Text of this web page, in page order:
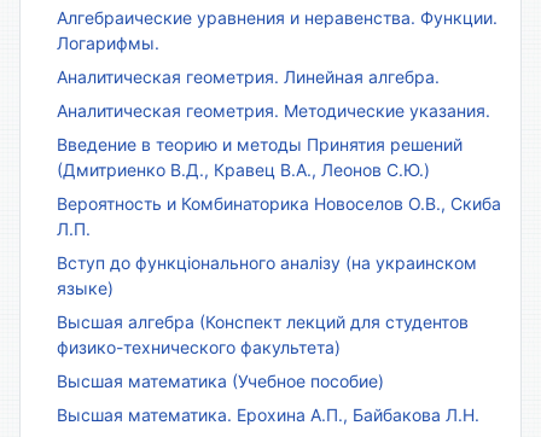
Алгебраические уравнения и неравенства. Функции.
Логарифмы.
Аналитическая геометрия. Линейная алгебра.
Аналитическая геометрия. Методические указания.
Введение в теорию и методы Принятия решений
(Дмитриенко В.Д., Кравец В.А., Леонов С.Ю.)
Вероятность и Комбинаторика Новоселов О.В., Скиба
Л.П.
Вступ до функціонального аналізу (на украинском
языке)
Высшая алгебра (Конспект лекций для студентов
физико-технического факультета)
Высшая математика (Учебное пособие)
Высшая математика. Ерохина А.П., Байбакова Л.Н.